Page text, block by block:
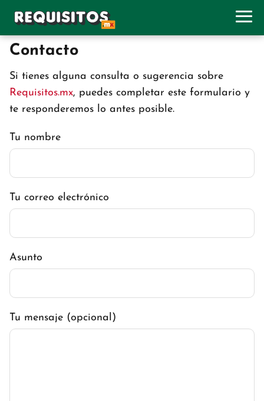
Contacto
Si tienes alguna consulta o sugerencia sobre
Requisitos.mx, puedes completar este formulario y
te responderemos lo antes posible.
Tu nombre
Tu correo electrónico
Asunto
Tu mensaje (opcional)